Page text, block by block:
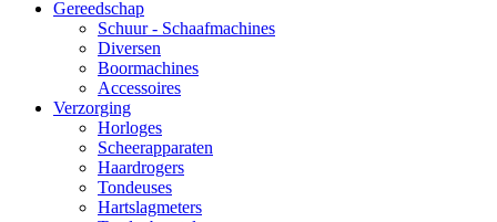
Gereedschap
Schuur - Schaafmachines
Diversen
Boormachines
Accessoires
Verzorging
Horloges
Scheerapparaten
Haardrogers
Tondeuses
Hartslagmeters